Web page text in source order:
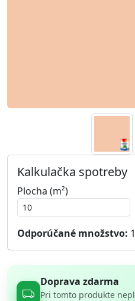
Kalkulačka spotreby
Plocha (m²)
Odporúčané množstvo:
Doprava zdarma
Pri tomto produkte